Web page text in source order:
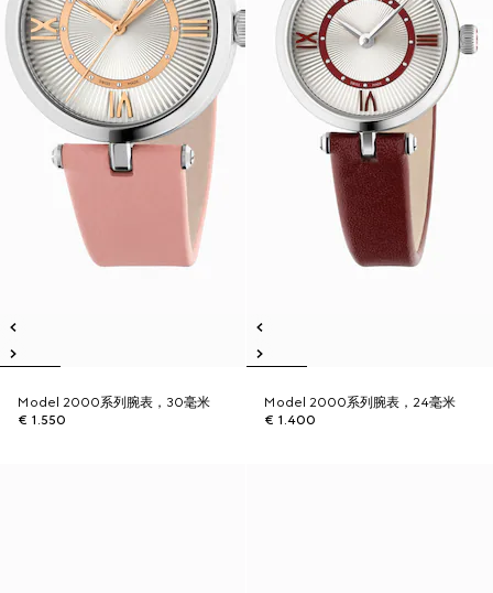
Model 2000系列腕表，30毫米
€ 1.550
Model 2000系列腕表，24毫米
€ 1.400